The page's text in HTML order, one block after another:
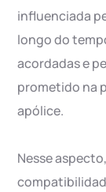
influenciada
longo do
acordadas e
prometido na
apólice.
Nesse